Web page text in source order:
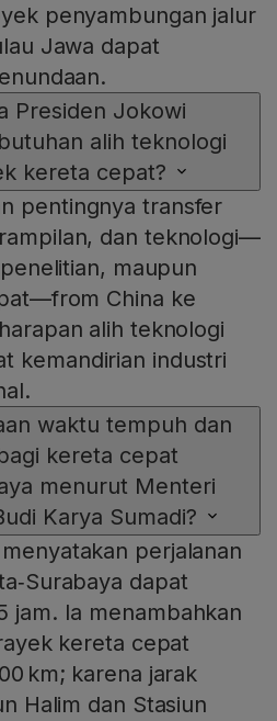
penyambungan jalur
Jawa dapat
Presiden Jokowi
alih teknologi
kereta cepat?
pentingnya transfer
dan teknologi—
maupun
China ke
alih teknologi
kemandirian industri
waktu tempuh dan
kereta cepat
menurut Menteri
Karya Sumadi?
perjalanan
dapat
jam. Ia menambahkan
kereta cepat
km; karena jarak
Halim dan Stasiun